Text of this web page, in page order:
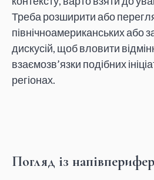
Треба розширити або
північноамериканських або
дискусій, щоб вловити
взаємозв’язки подібних
регіонах.
Погляд із